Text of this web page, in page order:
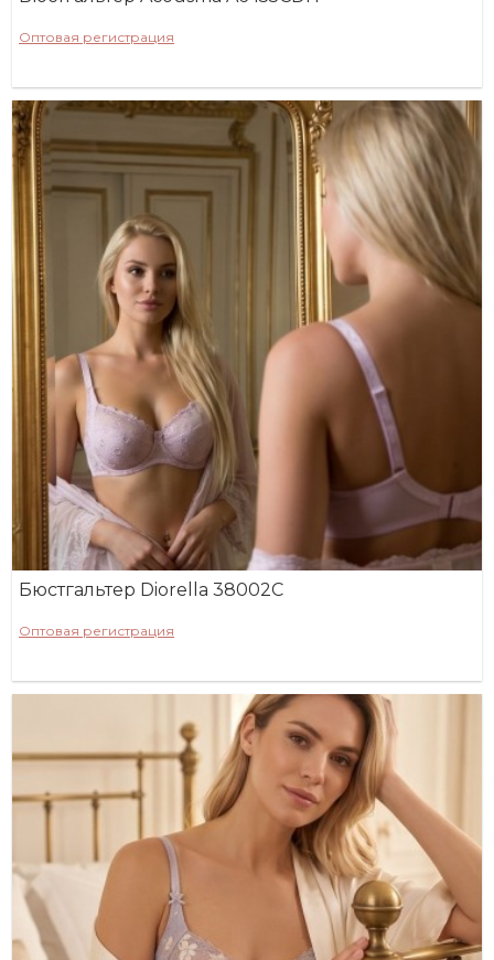
Оптовая регистрация
Бюстгальтер Diorella 38002C
Оптовая регистрация